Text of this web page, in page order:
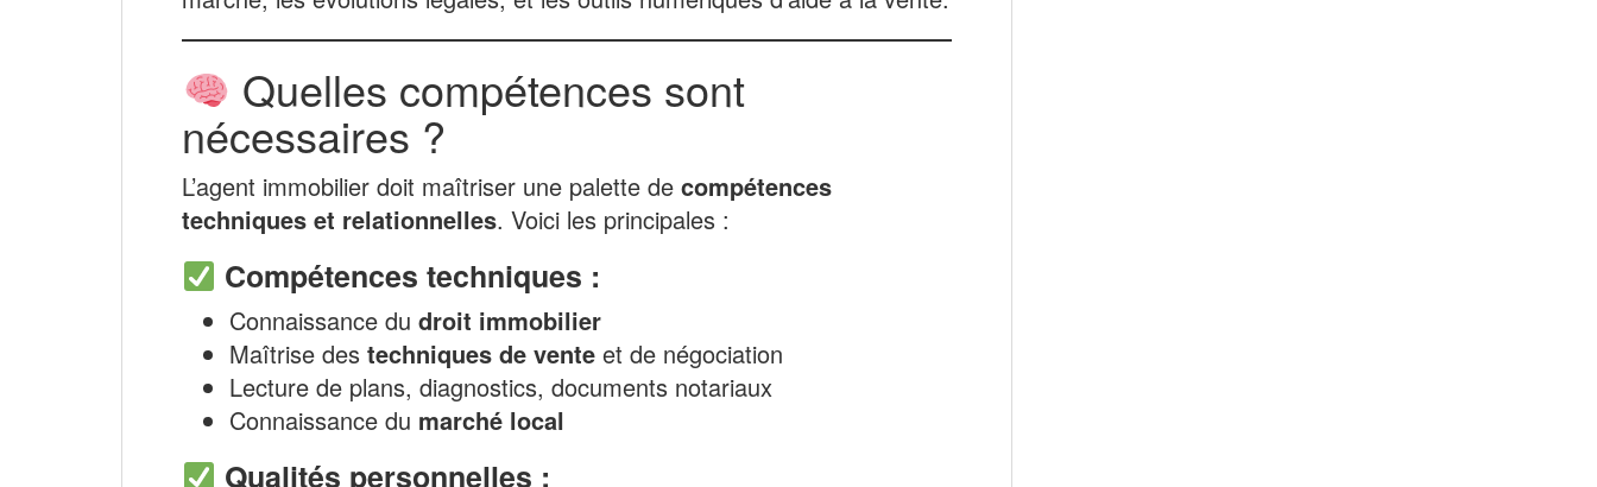
Quelles compétences sont
nécessaires ?
L’agent immobilier doit maîtriser une palette de compétences
techniques et relationnelles. Voici les principales :
Compétences techniques :
Connaissance du droit immobilier
Maîtrise des techniques de vente et de négociation
Lecture de plans, diagnostics, documents notariaux
Connaissance du marché local
Qualités personnelles :